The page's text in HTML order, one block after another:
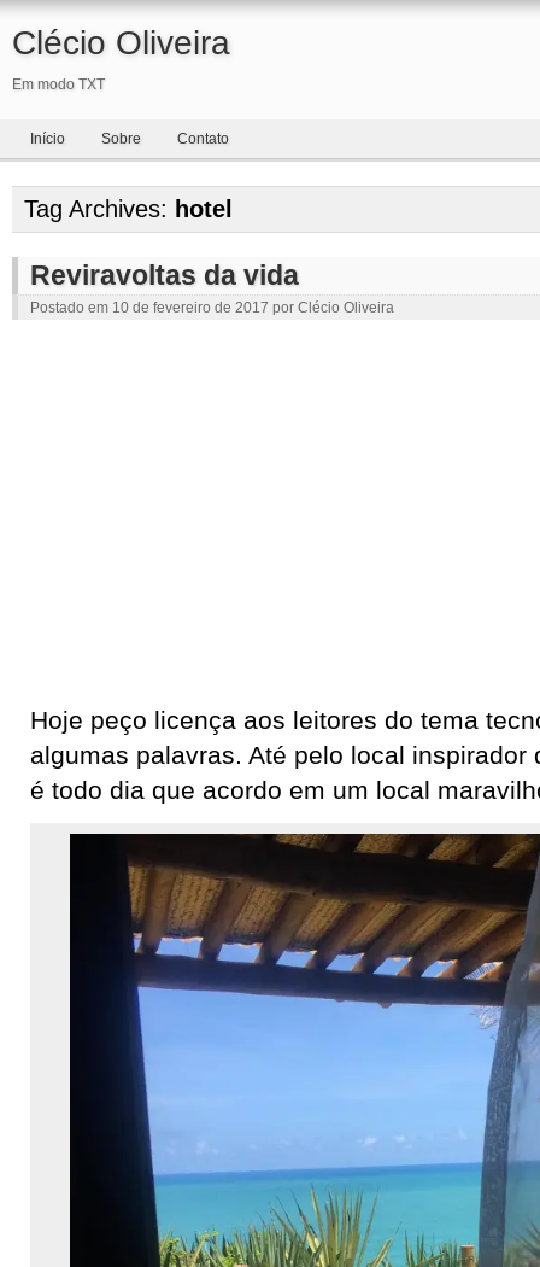
Clécio Oliveira
Em modo TXT
Início Sobre Contato
Tag Archives: hotel
Reviravoltas da vida
Postado em 10 de fevereiro de 2017 por Clécio Oliveira
Hoje peço licença aos leitores do tema
algumas palavras. Até pelo local inspirador
é todo dia que acordo em um local